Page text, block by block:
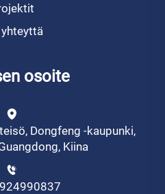
osoite
Dongfeng -kaupunki,
Kiina